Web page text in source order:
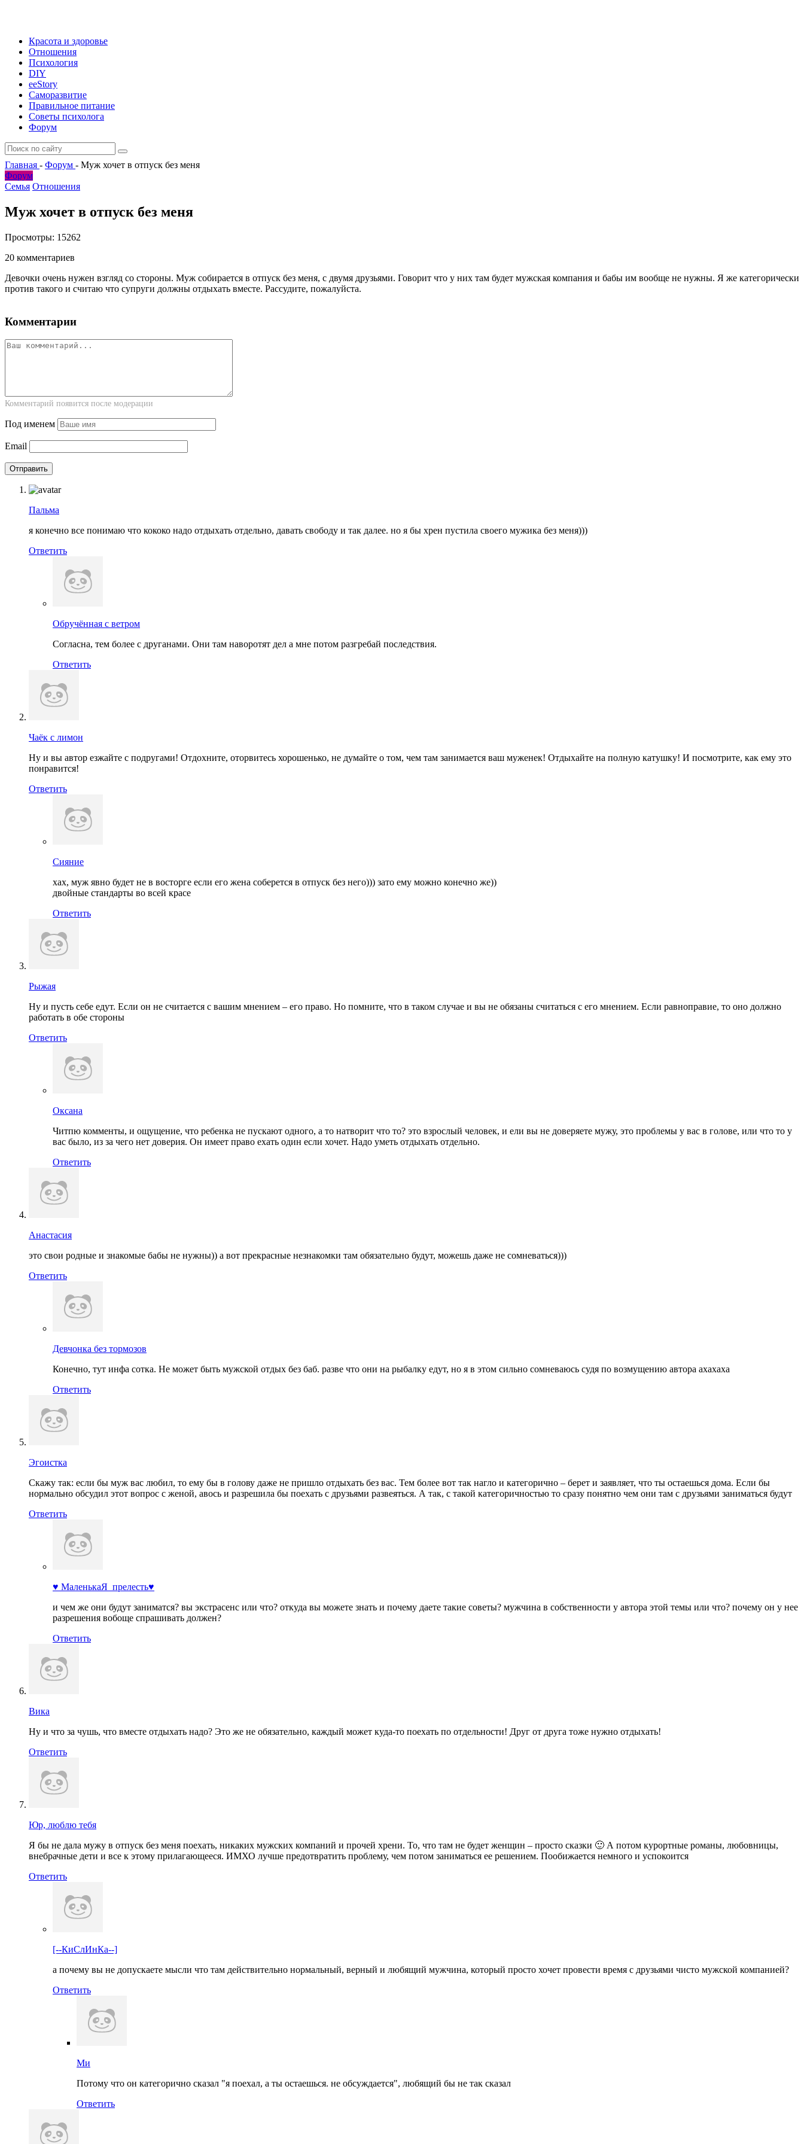
Красота и здоровье
Отношения
Психология
DIY
ееStory
Саморазвитие
Правильное питание
Советы психолога
Форум
Главная - Форум - Муж хочет в отпуск без меня
Форум
Семья Отношения
Муж хочет в отпуск без меня
Просмотры: 15262
20 комментариев
Девочки очень нужен взгляд со стороны. Муж собирается в отпуск без меня, с двумя друзьями. Говорит что у них там будет мужская компания и бабы им вообще не нужны. Я же категорически
против такого и считаю что супруги должны отдыхать вместе. Рассудите, пожалуйста.
Комментарии
Комментарий появится после модерации
Под именем
Email
Пальма
я конечно все понимаю что кококо надо отдыхать отдельно, давать свободу и так далее. но я бы хрен пустила своего мужика без меня)))
Ответить
Обручённая с ветром
Согласна, тем более с друганами. Они там наворотят дел а мне потом разгребай последствия.
Ответить
Чаёк с лимон
Ну и вы автор езжайте с подругами! Отдохните, оторвитесь хорошенько, не думайте о том, чем там занимается ваш муженек! Отдыхайте на полную катушку! И посмотрите, как ему это
понравится!
Ответить
Сияние
хах, муж явно будет не в восторге если его жена соберется в отпуск без него))) зато ему можно конечно же))
двойные стандарты во всей красе
Ответить
Рыжая
Ну и пусть себе едут. Если он не считается с вашим мнением – его право. Но помните, что в таком случае и вы не обязаны считаться с его мнением. Если равноправие, то оно должно
работать в обе стороны
Ответить
Оксана
Читпю комменты, и ощущение, что ребенка не пускают одного, а то натворит что то? это взрослый человек, и ели вы не доверяете мужу, это проблемы у вас в голове, или что то у
вас было, из за чего нет доверия. Он имеет право ехать один если хочет. Надо уметь отдыхать отдельно.
Ответить
Анастасия
это свои родные и знакомые бабы не нужны)) а вот прекрасные незнакомки там обязательно будут, можешь даже не сомневаться)))
Ответить
Девчонка без тормозов
Конечно, тут инфа сотка. Не может быть мужской отдых без баб. разве что они на рыбалку едут, но я в этом сильно сомневаюсь судя по возмущению автора ахахаха
Ответить
Эгоистка
Скажу так: если бы муж вас любил, то ему бы в голову даже не пришло отдыхать без вас. Тем более вот так нагло и категорично – берет и заявляет, что ты остаешься дома. Если бы
нормально обсудил этот вопрос с женой, авось и разрешила бы поехать с друзьями развеяться. А так, с такой категоричностью то сразу понятно чем они там с друзьями заниматься будут
Ответить
♥ МаленькаЯ_прелесть♥
и чем же они будут заниматся? вы экстрасенс или что? откуда вы можете знать и почему даете такие советы? мужчина в собственности у автора этой темы или что? почему он у нее
разрешения вобоще спрашивать должен?
Ответить
Вика
Ну и что за чушь, что вместе отдыхать надо? Это же не обязательно, каждый может куда-то поехать по отдельности! Друг от друга тоже нужно отдыхать!
Ответить
Юр, люблю тебя
Я бы не дала мужу в отпуск без меня поехать, никаких мужских компаний и прочей хрени. То, что там не будет женщин – просто сказки 🙂 А потом курортные романы, любовницы,
внебрачные дети и все к этому прилагающееся. ИМХО лучше предотвратить проблему, чем потом заниматься ее решением. Пообижается немного и успокоится
Ответить
[--КиСлИнКа--]
а почему вы не допускаете мысли что там действительно нормальный, верный и любящий мужчина, который просто хочет провести время с друзьями чисто мужской компанией?
Ответить
Ми
Потому что он категорично сказал "я поехал, а ты остаешься. не обсуждается", любящий бы не так сказал
Ответить